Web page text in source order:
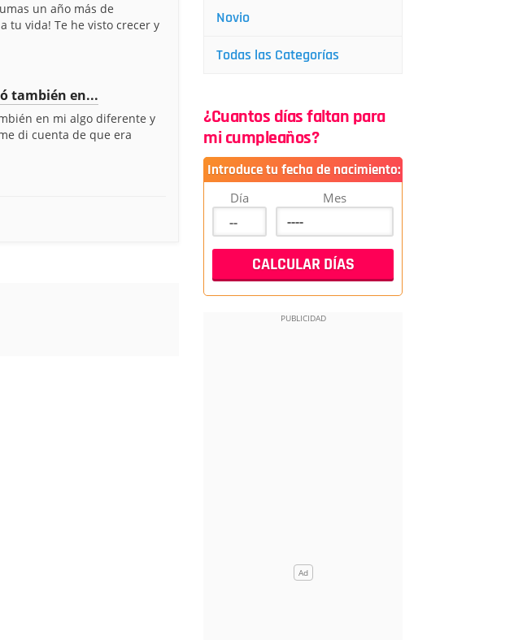
un año más de
tu vida! Te he visto crecer y
también en...
en mi algo diferente y
di cuenta de que era
Novio
Todas las Categorías
¿Cuantos días faltan para
mi cumpleaños?
Introduce tu fecha de nacimiento:
Día Mes